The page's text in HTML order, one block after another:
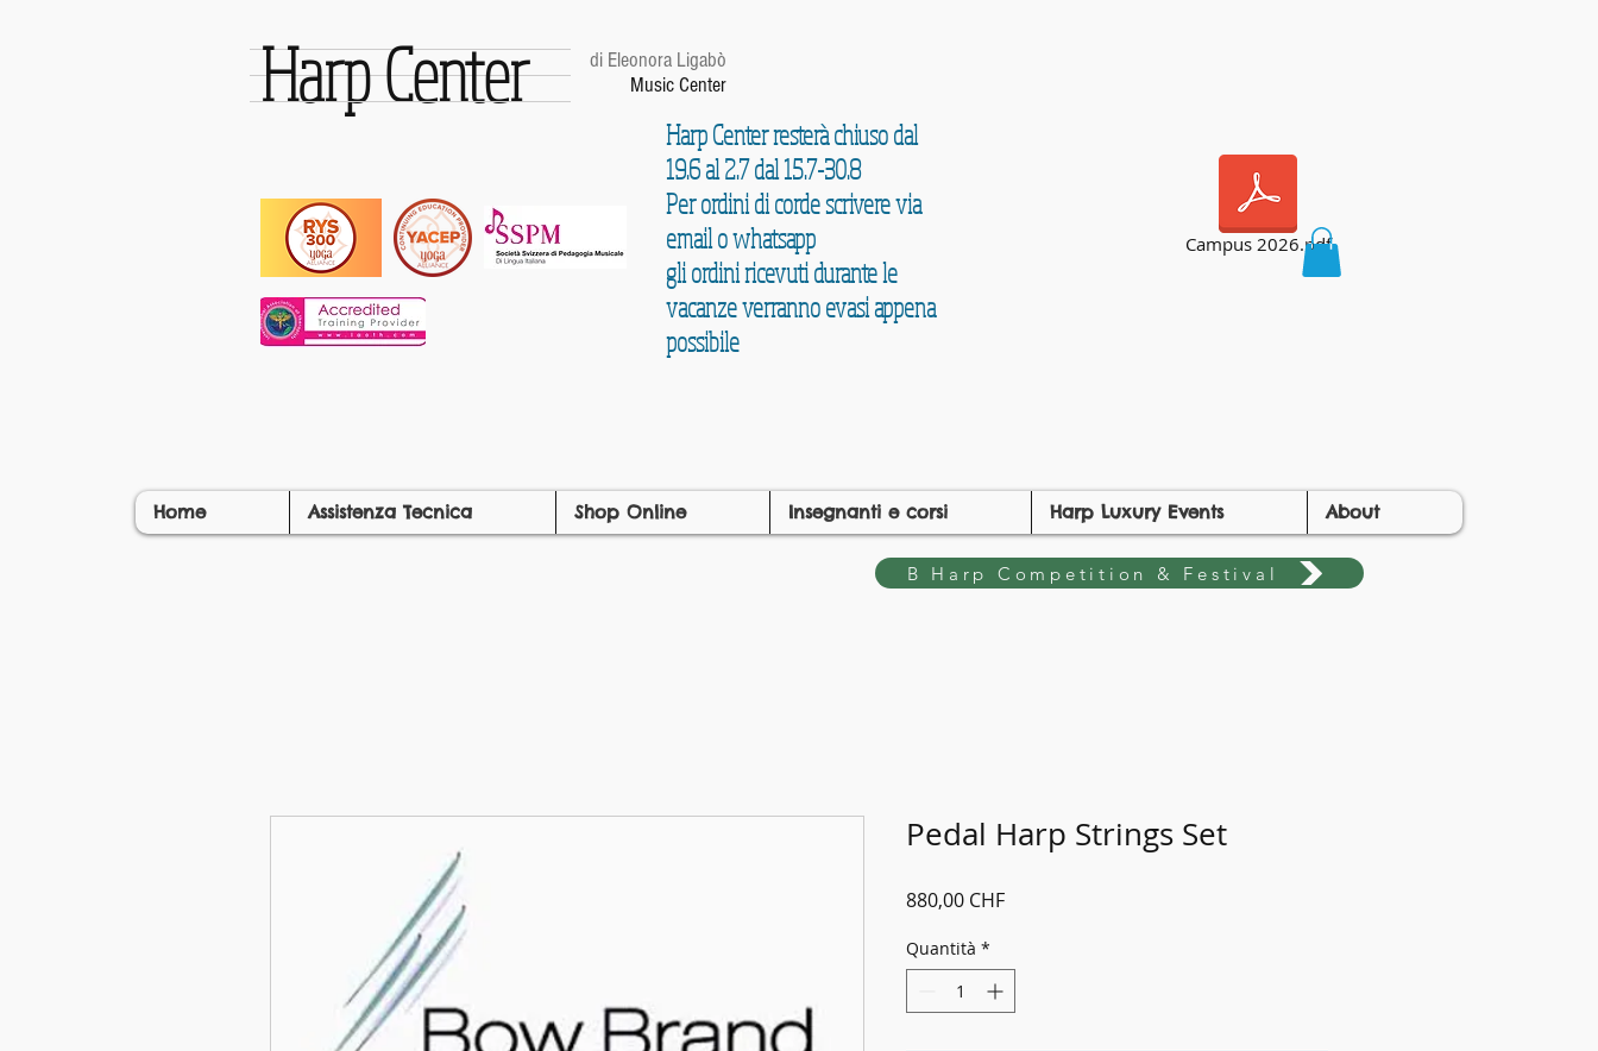
Harp Center
di Eleonora Ligabò
Music Center
Harp Center resterà chiuso dal
19.6 al 2.7 dal 15.7-30.8
Per ordini di corde scrivere via
email o whatsapp
gli ordini ricevuti durante le
vacanze verranno evasi appena
possibile
Campus 2026.pdf
Home Assistenza Tecnica Shop Online Insegnanti e corsi Harp Luxury Events About
B Harp Competition & Festival
Pedal Harp Strings Set
880,00 CHFPrezzo
Quantità *